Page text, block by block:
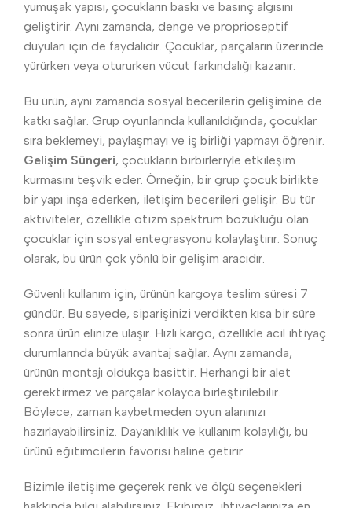
yumuşak yapısı, çocukların baskı ve basınç algısını
geliştirir. Aynı zamanda, denge ve proprioseptif
duyuları için de faydalıdır. Çocuklar, parçaların üzerinde
yürürken veya otururken vücut farkındalığı kazanır.
Bu ürün, aynı zamanda sosyal becerilerin gelişimine de
katkı sağlar. Grup oyunlarında kullanıldığında, çocuklar
sıra beklemeyi, paylaşmayı ve iş birliği yapmayı öğrenir.
Gelişim Süngeri, çocukların birbirleriyle etkileşim
kurmasını teşvik eder. Örneğin, bir grup çocuk birlikte
bir yapı inşa ederken, iletişim becerileri gelişir. Bu tür
aktiviteler, özellikle otizm spektrum bozukluğu olan
çocuklar için sosyal entegrasyonu kolaylaştırır. Sonuç
olarak, bu ürün çok yönlü bir gelişim aracıdır.
Güvenli kullanım için, ürünün kargoya teslim süresi 7
gündür. Bu sayede, siparişinizi verdikten kısa bir süre
sonra ürün elinize ulaşır. Hızlı kargo, özellikle acil ihtiyaç
durumlarında büyük avantaj sağlar. Aynı zamanda,
ürünün montajı oldukça basittir. Herhangi bir alet
gerektirmez ve parçalar kolayca birleştirilebilir.
Böylece, zaman kaybetmeden oyun alanınızı
hazırlayabilirsiniz. Dayanıklılık ve kullanım kolaylığı, bu
ürünü eğitimcilerin favorisi haline getirir.
Bizimle iletişime geçerek renk ve ölçü seçenekleri